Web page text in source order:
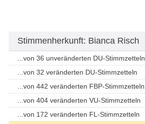
Stimmenherkunft: Bianca Risch
...von 36 unveränderten DU-Stimmzetteln
...von 32 veränderten DU-Stimmzetteln
...von 442 veränderten FBP-Stimmzetteln
...von 404 veränderten VU-Stimmzetteln
...von 172 veränderten FL-Stimmzetteln